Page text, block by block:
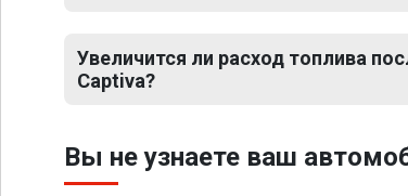
Увеличится ли расход топлива
Captiva?
Вы не узнаете ваш